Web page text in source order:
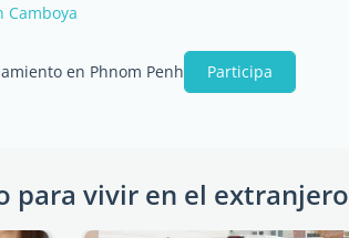
Camboya
en Phnom Penh Participa
para vivir en el extranjero